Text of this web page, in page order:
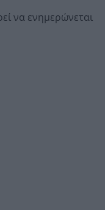
να ενημερώνεται